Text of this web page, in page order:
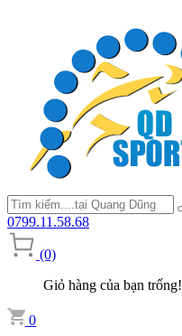
0799.11.58.68
(0)
Giỏ hàng của bạn trống!
0